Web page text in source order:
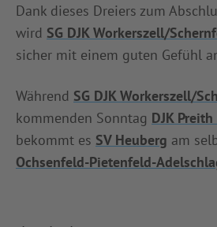
Dank dieses Dreiers zum
wird SG DJK Workerszell/
sicher mit einem guten Gefühl
Während SG DJK Workerszell/
kommenden Sonntag DJK
bekommt es SV Heuberg am
Ochsenfeld-Pietenfeld-